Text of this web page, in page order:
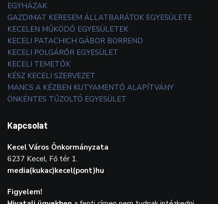
EGYHÁZAK
GAZDIMAT KERESEM ÁLLATBARÁTOK EGYESÜLETE
KECELEN MŰKÖDŐ EGYESÜLETEK
KECELI PATACHICH GÁBOR BORREND
KECELI POLGÁRŐR EGYESÜLET
KECELI TEMETŐK
KÉSZ KECELI SZERVEZET
MANCS A KÉZBEN KUTYAMENTŐ ALAPÍTVÁNY
ÖNKÉNTES TŰZOLTÓ EGYESÜLET
Kapcsolat
Kecel Város Önkormányzata
6237 Kecel, Fő tér 1.
media(kukac)kecel(pont)hu
Figyelem!